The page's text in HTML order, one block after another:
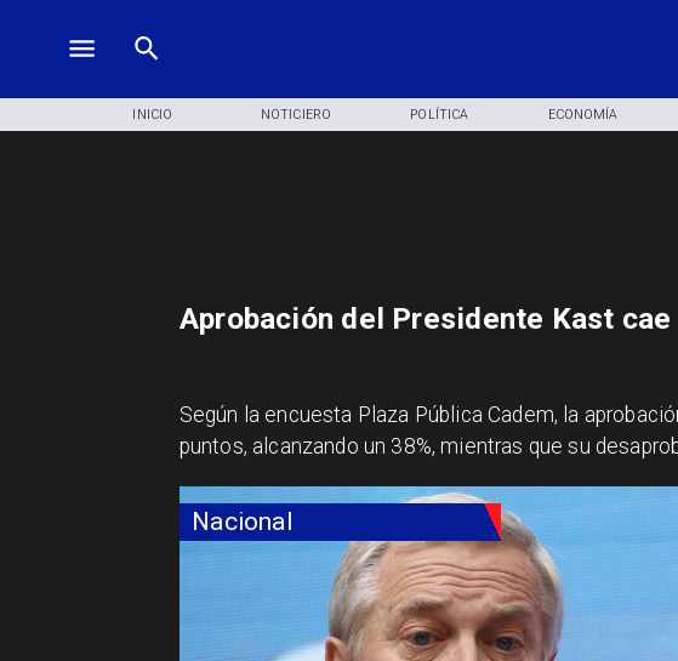
INICIO NOTICIERO POLÍTICA ECONOMÍA
Nacional
Aprobación del Presidente Kast cae
Según la encuesta Plaza Pública Cadem, la
puntos, alcanzando un 38%, mientras que su